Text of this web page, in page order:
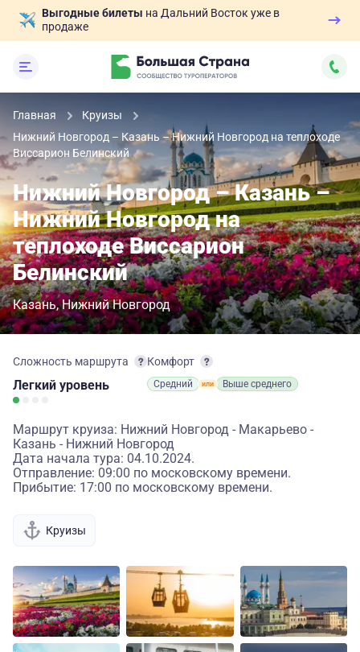
Выгодные билеты на Дальний Восток уже в
продаже
Главная
Круизы
Нижний Новгород – Казань – Нижний Новгород на теплоходе
Виссарион Белинский
Нижний Новгород – Казань –
Нижний Новгород на
теплоходе Виссарион
Белинский
Казань Нижний Новгород
Сложность маршрута
Легкий уровень
Комфорт
Средний Выше среднего
Маршрут круиза: Нижний Новгород - Макарьево -
Казань - Нижний Новгород
Дата начала тура: 04.10.2024.
Отправление: 09:00 по московскому времени.
Прибытие: 17:00 по московскому времени.
Круизы